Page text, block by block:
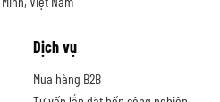
Dịch vụ
Mua hàng B2B